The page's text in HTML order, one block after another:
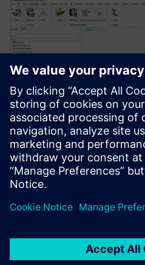
ENGINEERING DATA SCIENCE
Simcenter
predictions 1000x faster